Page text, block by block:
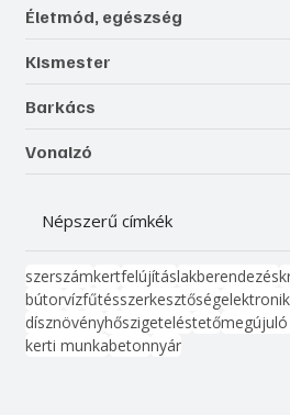
Életmód, egészség
Kismester
Barkács
Vonalzó
Népszerű címkék
szerszámkertfelújításlakberendezés
bútorvízfűtésszerkesztőség
dísznövényhőszigeteléstető
kerti munkabetonnyár